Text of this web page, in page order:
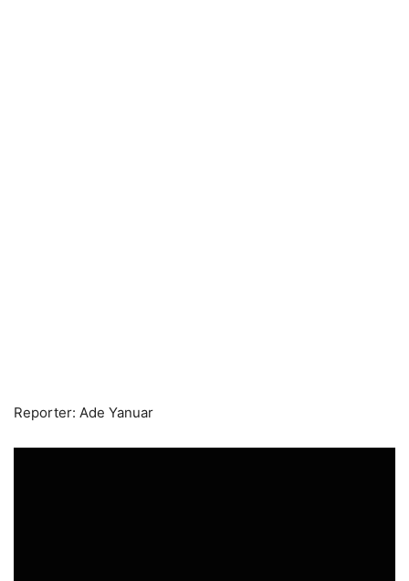
Reporter: Ade Yanuar